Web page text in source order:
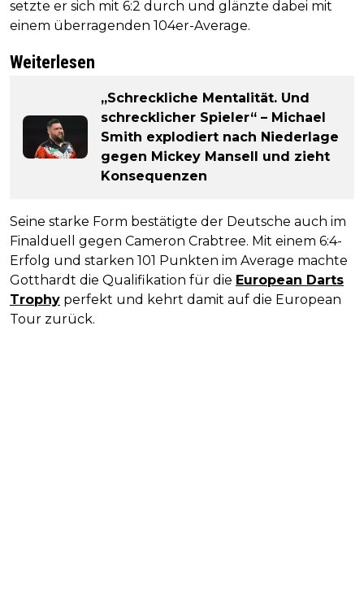
setzte er sich mit 6:2 durch und glänzte dabei mit
einem überragenden 104er-Average.
Weiterlesen
„Schreckliche Mentalität. Und
schrecklicher Spieler“ – Michael
Smith explodiert nach Niederlage
gegen Mickey Mansell und zieht
Konsequenzen
Seine starke Form bestätigte der Deutsche auch im
Finalduell gegen Cameron Crabtree. Mit einem 6:4-
Erfolg und starken 101 Punkten im Average machte
Gotthardt die Qualifikation für die European Darts
Trophy perfekt und kehrt damit auf die European
Tour zurück.